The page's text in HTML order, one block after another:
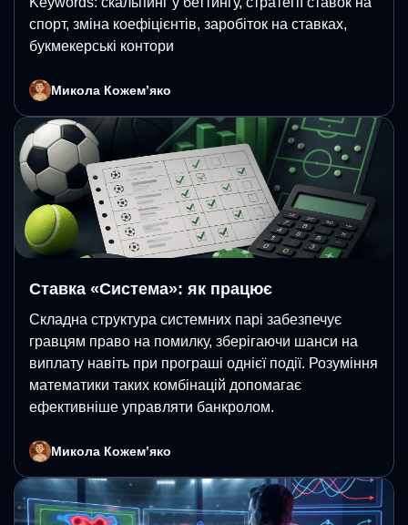
спорт, зміна коефіцієнтів, заробіток на ставках,
букмекерські контори
Микола Кожемʼяко
Ставка «Система»: як працює
Складна структура системних парі забезпечує
гравцям право на помилку, зберігаючи шанси на
виплату навіть при програші однієї події. Розуміння
математики таких комбінацій допомагає
ефективніше управляти банкролом.
Микола Кожемʼяко